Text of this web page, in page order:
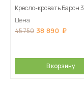
Кресло-кровать Барон 3
Цена
45 750 38 890
В корзину